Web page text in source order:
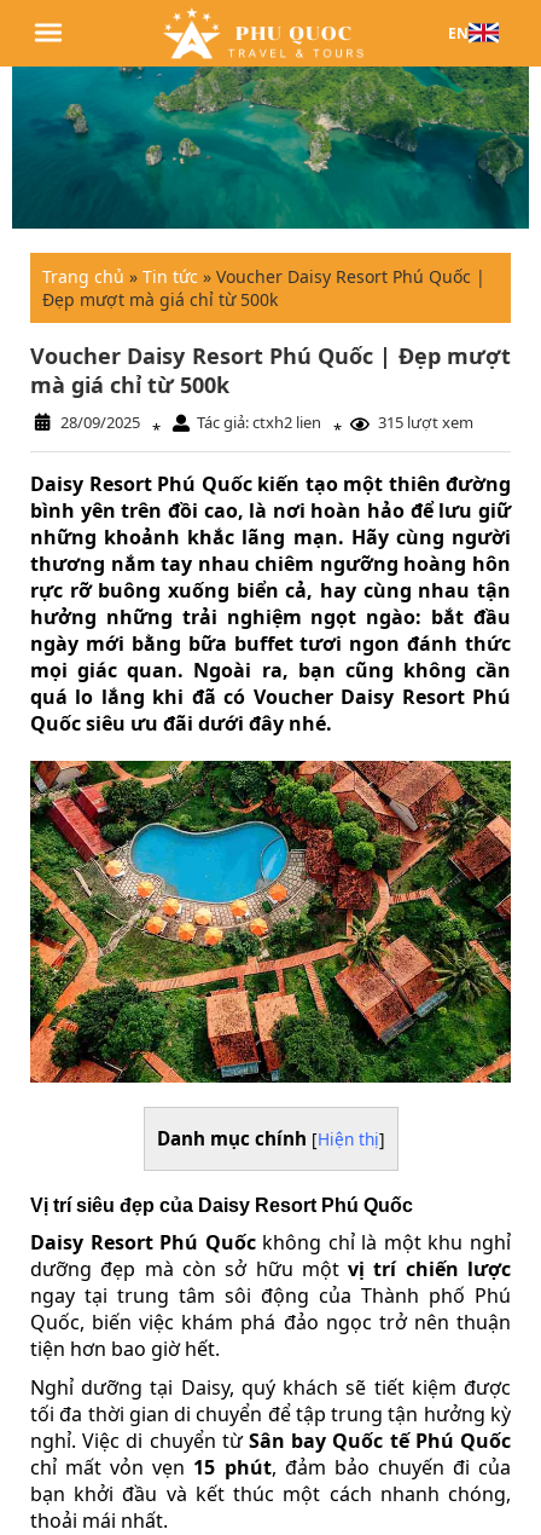
EN
Trang chủ » Tin tức » Voucher Daisy Resort Phú Quốc |
Đẹp mượt mà giá chỉ từ 500k
Voucher Daisy Resort Phú Quốc | Đẹp mượt
mà giá chỉ từ 500k
28/09/2025 * Tác giả: ctxh2 lien * 315 lượt xem
Daisy Resort Phú Quốc kiến tạo một thiên đường
bình yên trên đồi cao, là nơi hoàn hảo để lưu giữ
những khoảnh khắc lãng mạn. Hãy cùng người
thương nắm tay nhau chiêm ngưỡng hoàng hôn
rực rỡ buông xuống biển cả, hay cùng nhau tận
hưởng những trải nghiệm ngọt ngào: bắt đầu
ngày mới bằng bữa buffet tươi ngon đánh thức
mọi giác quan. Ngoài ra, bạn cũng không cần
quá lo lắng khi đã có Voucher Daisy Resort Phú
Quốc siêu ưu đãi dưới đây nhé.
Danh mục chính [Hiện thị]
Vị trí siêu đẹp của Daisy Resort Phú Quốc
Daisy Resort Phú Quốckhông chỉ là một khu nghỉ
dưỡng đẹp mà còn sở hữu mộtvị trí chiến lược
ngay tại trung tâm sôi động của Thành phố Phú
Quốc, biến việc khám phá đảo ngọc trở nên thuận
tiện hơn bao giờ hết.
Nghỉ dưỡng tại Daisy, quý khách sẽ tiết kiệm được
tối đa thời gian di chuyển để tập trung tận hưởng kỳ
nghỉ. Việc di chuyển từSân bay Quốc tế Phú Quốc
chỉ mất vỏn vẹn 15 phút, đảm bảo chuyến đi của
bạn khởi đầu và kết thúc một cách nhanh chóng,
thoải mái nhất.